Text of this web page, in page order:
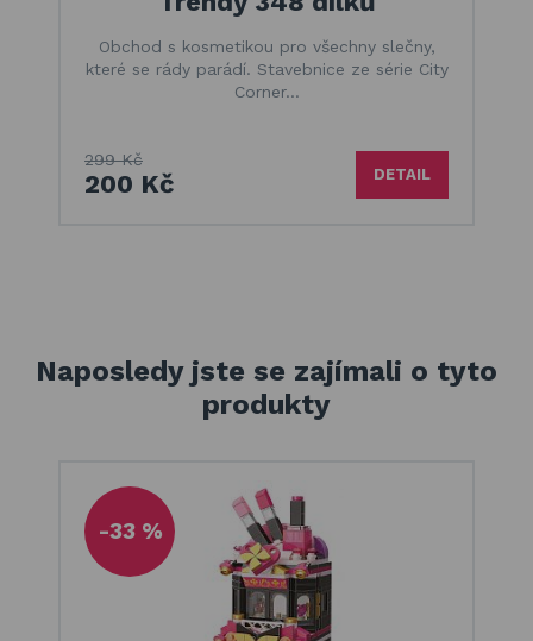
Obchod s kosmetikou pro všechny slečny,
které se rády parádí. Stavebnice ze série City
Corner…
299 Kč
200 Kč DETAIL
Naposledy jste se zajímali o tyto
produkty
-33 %